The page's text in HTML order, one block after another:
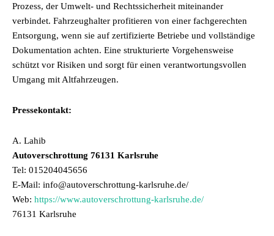
Prozess, der Umwelt- und Rechtssicherheit miteinander
verbindet. Fahrzeughalter profitieren von einer fachgerechten
Entsorgung, wenn sie auf zertifizierte Betriebe und vollständige
Dokumentation achten. Eine strukturierte Vorgehensweise
schützt vor Risiken und sorgt für einen verantwortungsvollen
Umgang mit Altfahrzeugen.
Pressekontakt:
A. Lahib
Autoverschrottung 76131 Karlsruhe
Tel: 015204045656
E-Mail: info@autoverschrottung-karlsruhe.de/
Web: https://www.autoverschrottung-karlsruhe.de/
76131 Karlsruhe